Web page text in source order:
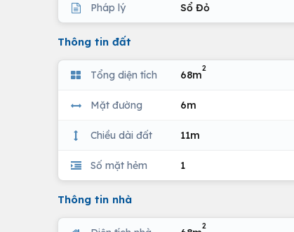
Pháp lý Sổ Đỏ
Thông tin đất
Tổng diện tích 68m
2
Mặt đường 6m
Chiều dài đất 11m
Số mặt hẻm 1
Thông tin nhà
2